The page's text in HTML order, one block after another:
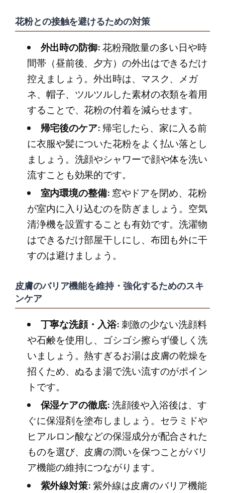
花粉との接触を避けるための対策
外出時の防御:花粉飛散量の多い日や時
間帯（昼前後、夕方）の外出はできるだけ
控えましょう。外出時は、マスク、メガ
ネ、帽子、ツルツルした素材の衣類を着用
することで、花粉の付着を減らせます。
帰宅後のケア: 帰宅したら、家に入る前
に衣服や髪についた花粉をよく払い落とし
ましょう。洗顔やシャワーで顔や体を洗い
流すことも効果的です。
室内環境の整備: 窓やドアを閉め、花粉
が室内に入り込むのを防ぎましょう。空気
清浄機を設置することも有効です。洗濯物
はできるだけ部屋干しにし、布団も外に干
すのは避けましょう。
皮膚のバリア機能を維持・強化するためのスキ
ンケア
丁寧な洗顔・入浴:刺激の少ない洗顔料
や石鹸を使用し、ゴシゴシ擦らず優しく洗
いましょう。熱すぎるお湯は皮膚の乾燥を
招くため、ぬるま湯で洗い流すのがポイン
トです。
保湿ケアの徹底:洗顔後や入浴後は、す
ぐに保湿剤を塗布しましょう。セラミドや
ヒアルロン酸などの保湿成分が配合された
ものを選び、皮膚の潤いを保つことがバリ
ア機能の維持につながります。
紫外線対策:紫外線は皮膚のバリア機能